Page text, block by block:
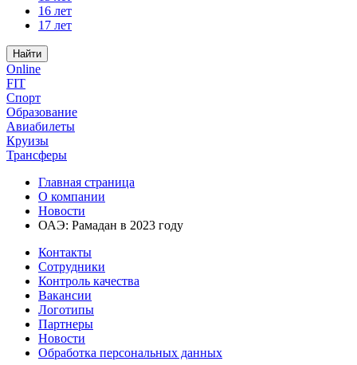
16 лет
17 лет
Найти
Online
FIT
Спорт
Образование
Авиабилеты
Круизы
Трансферы
Главная страница
О компании
Новости
ОАЭ: Рамадан в 2023 году
Контакты
Сотрудники
Контроль качества
Вакансии
Логотипы
Партнеры
Новости
Обработка персональных данных